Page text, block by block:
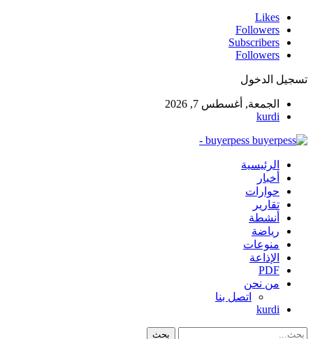
Likes
Followers
Subscribers
Followers
تسجيل الدخول
الجمعة, أغسطس 7, 2026
kurdi
buyerpess -
الرئيسية
أخبار
حوارات
تقارير
أنشطة
رياضة
منوعات
الإذاعة
PDF
من نحن
اتصل بنا
kurdi